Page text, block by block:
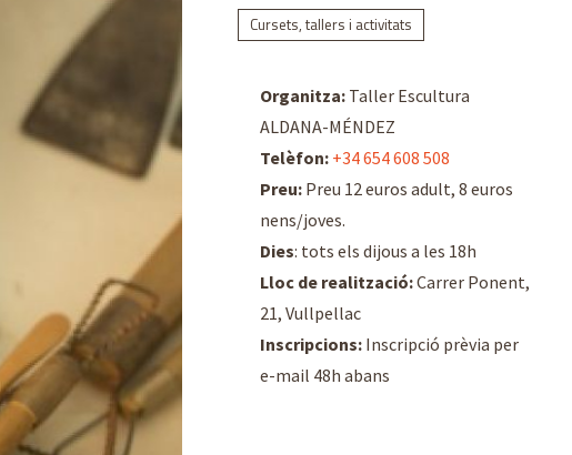
Cursets, tallers i activitats
Organitza: Taller Escultura
ALDANA-MÉNDEZ
Telèfon: +34 654 608 508
Preu: Preu 12 euros adult, 8 euros
nens/joves.
Dies: tots els dijous a les 18h
Lloc de realització:Carrer Ponent,
21, Vullpellac
Inscripcions: Inscripció prèvia per
e-mail 48h abans